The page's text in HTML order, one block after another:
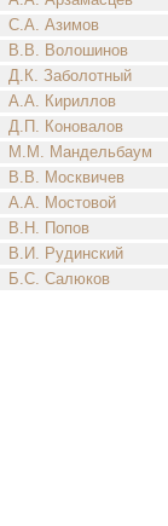
С.А. Азимов
В.В. Волошинов
Д.К. Заболотный
А.А. Кириллов
Д.П. Коновалов
М.М. Мандельбаум
В.В. Москвичев
А.А. Мостовой
В.Н. Попов
В.И. Рудинский
Б.С. Салюков